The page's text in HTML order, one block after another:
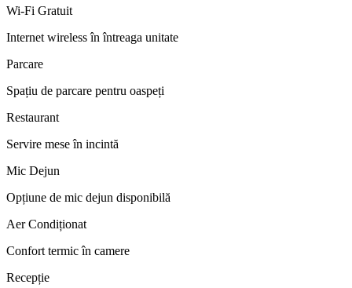
Wi-Fi Gratuit
Internet wireless în întreaga unitate
Parcare
Spațiu de parcare pentru oaspeți
Restaurant
Servire mese în incintă
Mic Dejun
Opțiune de mic dejun disponibilă
Aer Condiționat
Confort termic în camere
Recepție